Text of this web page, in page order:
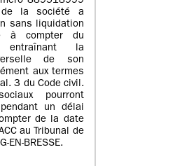
la société a
sans liquidation
à compter du
la
de son
aux termes
3 du Code civil.
pourront
un délai
de la date
au Tribunal de
EN-BRESSE.